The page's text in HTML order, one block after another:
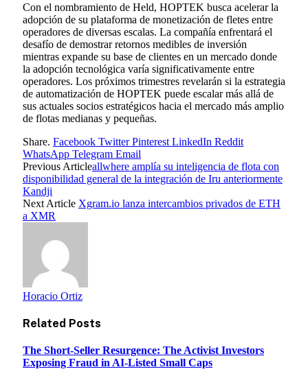
Con el nombramiento de Held, HOPTEK busca acelerar la
adopción de su plataforma de monetización de fletes entre
operadores de diversas escalas. La compañía enfrentará el
desafío de demostrar retornos medibles de inversión
mientras expande su base de clientes en un mercado donde
la adopción tecnológica varía significativamente entre
operadores. Los próximos trimestres revelarán si la estrategia
de automatización de HOPTEK puede escalar más allá de
sus actuales socios estratégicos hacia el mercado más amplio
de flotas medianas y pequeñas.
Share. Facebook Twitter Pinterest LinkedIn Reddit
WhatsApp Telegram Email
Previous Articleallwhere amplía su inteligencia de flota con
disponibilidad general de la integración de Iru anteriormente
Kandji
Next Article Xgram.io lanza intercambios privados de ETH
a XMR
Horacio Ortiz
Related Posts
The Short-Seller Resurgence: The Activist Investors
Exposing Fraud in AI-Listed Small Caps